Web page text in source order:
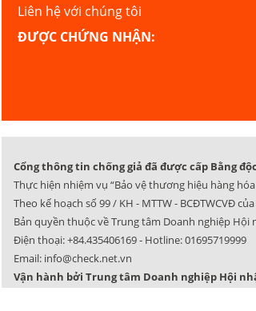
Liên hệ với chúng tôi
ĐƯỢC CHỨNG NHẬN:
Cổng thông tin chống giả đã được cấp Bằng
Thực hiện nhiệm vụ “Bảo vệ thương hiệu hàng
Theo kế hoạch số 99 / KH - MTTW - BCĐTWCVĐ
Bản quyền thuộc về Trung tâm Doanh nghiệp Hội
Điện thoại:+84.435406169- Hotline:01695719999
Email: info@check.net.vn
Vận hành bởi Trung tâm Doanh nghiệp Hội